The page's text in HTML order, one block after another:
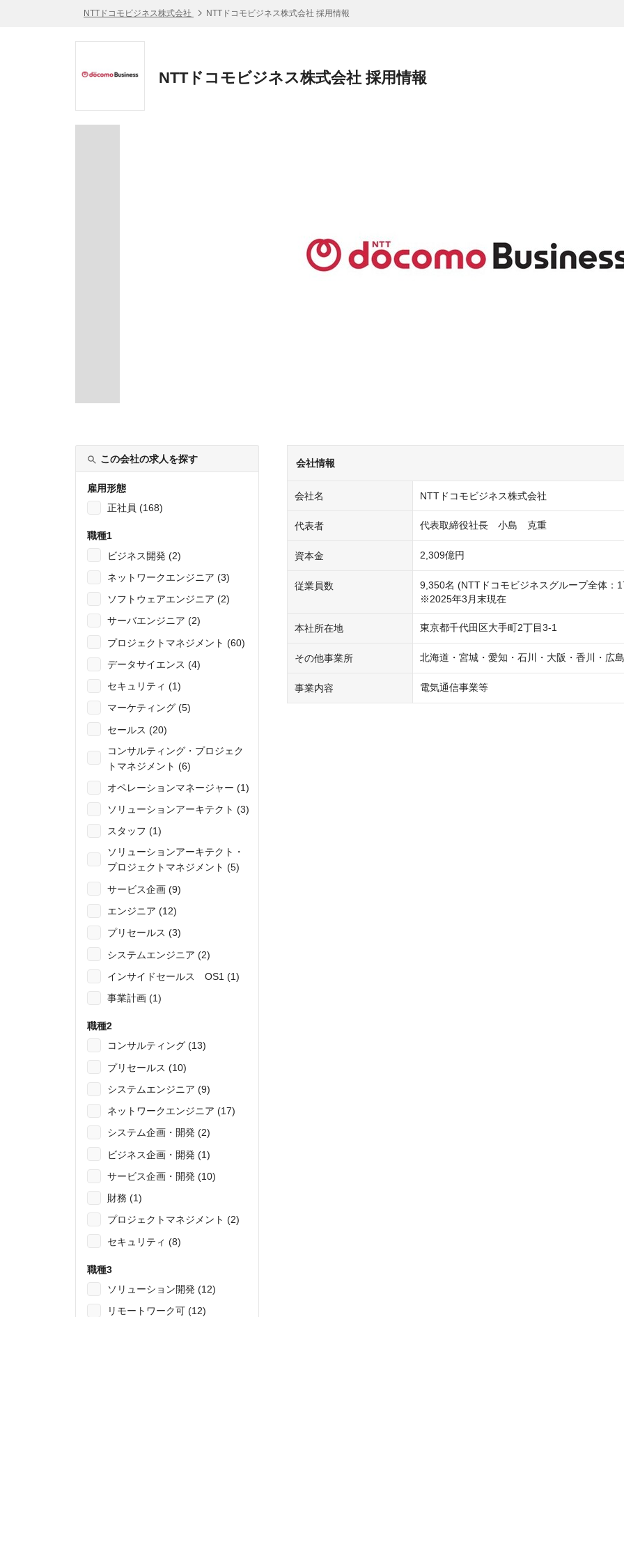
NTTドコモビジネス株式会社 NTTドコモビジネス株式会社 採用情報
NTTドコモビジネス株式会社 採用情報
この会社の求人を探す
雇用形態
正社員 (168)
職種1
ビジネス開発 (2)
ネットワークエンジニア (3)
ソフトウェアエンジニア (2)
サーバエンジニア (2)
プロジェクトマネジメント (60)
データサイエンス (4)
セキュリティ (1)
マーケティング (5)
セールス (20)
コンサルティング・プロジェク
トマネジメント (6)
オペレーションマネージャー (1)
ソリューションアーキテクト (3)
スタッフ (1)
ソリューションアーキテクト・
プロジェクトマネジメント (5)
サービス企画 (9)
エンジニア (12)
プリセールス (3)
システムエンジニア (2)
インサイドセールス OS1 (1)
事業計画 (1)
職種2
コンサルティング (13)
プリセールス (10)
システムエンジニア (9)
ネットワークエンジニア (17)
システム企画・開発 (2)
ビジネス企画・開発 (1)
サービス企画・開発 (10)
財務 (1)
プロジェクトマネジメント (2)
セキュリティ (8)
職種3
ソリューション開発 (12)
リモートワーク可 (12)
会社情報
会社名 NTTドコモビジネス株式会社
代表者 代表取締役社長　小島　克重
資本金 2,309億円
従業員数
9,350名 (NTTドコモビジネスグループ全体：
※2025年3月末現在
本社所在地 東京都千代田区大手町2丁目3-1
その他事業所 北海道・宮城・愛知・石川・大阪・香川・広
事業内容 電気通信事業等